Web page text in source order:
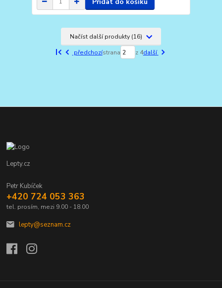
Načíst další produkty (16)
předchozístrana z 4další
Lepty.cz
Petr Kubíček
+420 724 053 363
tel. prosím, mezi 9.00 - 18.00
lepty@seznam.cz